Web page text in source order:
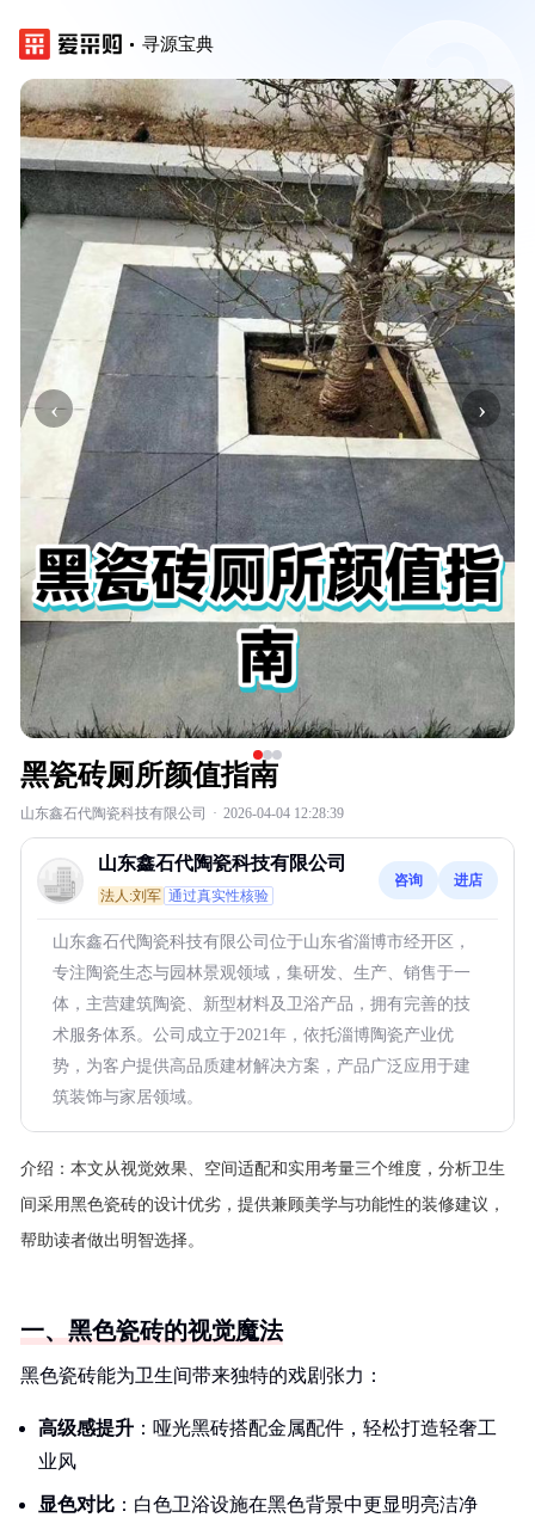
寻源宝典
‹ ›
黑瓷砖厕所颜值指南
山东鑫石代陶瓷科技有限公司 · 2026-04-04 12:28:39
山东鑫石代陶瓷科技有限公司
法人:刘军 通过真实性核验
咨询 进店
山东鑫石代陶瓷科技有限公司位于山东省淄博市经开区，
专注陶瓷生态与园林景观领域，集研发、生产、销售于一
体，主营建筑陶瓷、新型材料及卫浴产品，拥有完善的技
术服务体系。公司成立于2021年，依托淄博陶瓷产业优
势，为客户提供高品质建材解决方案，产品广泛应用于建
筑装饰与家居领域。
介绍： 本文从视觉效果、空间适配和实用考量三个维度，分析卫生
间采用黑色瓷砖的设计优劣，提供兼顾美学与功能性的装修建议，
帮助读者做出明智选择。
一、黑色瓷砖的视觉魔法
黑色瓷砖能为卫生间带来独特的戏剧张力：
高级感提升 ：哑光黑砖搭配金属配件，轻松打造轻奢工
业风
显色对比 ：白色卫浴设施在黑色背景中更显明亮洁净